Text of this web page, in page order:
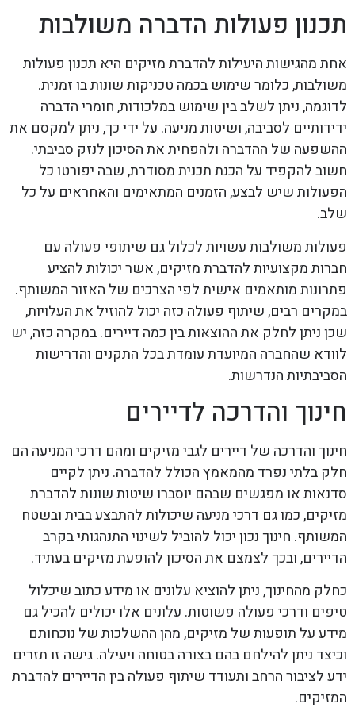
תכנון פעולות הדברה משולבות
אחת מהגישות היעילות להדברת מזיקים היא תכנון פעולות
משולבות, כלומר שימוש בכמה טכניקות שונות בו זמנית.
לדוגמה, ניתן לשלב בין שימוש במלכודות, חומרי הדברה
ידידותיים לסביבה, ושיטות מניעה. על ידי כך, ניתן למקסם את
ההשפעה של ההדברה ולהפחית את הסיכון לנזק סביבתי.
חשוב להקפיד על הכנת תכנית מסודרת, שבה יפורטו כל
הפעולות שיש לבצע, הזמנים המתאימים והאחראים על כל
שלב.
פעולות משולבות עשויות לכלול גם שיתופי פעולה עם
חברות מקצועיות להדברת מזיקים, אשר יכולות להציע
פתרונות מותאמים אישית לפי הצרכים של האזור המשותף.
במקרים רבים, שיתוף פעולה כזה יכול להוזיל את העלויות,
שכן ניתן לחלק את ההוצאות בין כמה דיירים. במקרה כזה, יש
לוודא שהחברה המיועדת עומדת בכל התקנים והדרישות
הסביבתיות הנדרשות.
חינוך והדרכה לדיירים
חינוך והדרכה של דיירים לגבי מזיקים ומהם דרכי המניעה הם
חלק בלתי נפרד מהמאמץ הכולל להדברה. ניתן לקיים
סדנאות או מפגשים שבהם יוסברו שיטות שונות להדברת
מזיקים, כמו גם דרכי מניעה שיכולות להתבצע בבית ובשטח
המשותף. חינוך נכון יכול להוביל לשינוי התנהגותי בקרב
הדיירים, ובכך לצמצם את הסיכון להופעת מזיקים בעתיד.
כחלק מהחינוך, ניתן להוציא עלונים או מידע כתוב שיכלול
טיפים ודרכי פעולה פשוטות. עלונים אלו יכולים להכיל גם
מידע על תופעות של מזיקים, מהן ההשלכות של נוכחותם
וכיצד ניתן להילחם בהם בצורה בטוחה ויעילה. גישה זו תזרים
ידע לציבור הרחב ותעודד שיתוף פעולה בין הדיירים להדברת
המזיקים.